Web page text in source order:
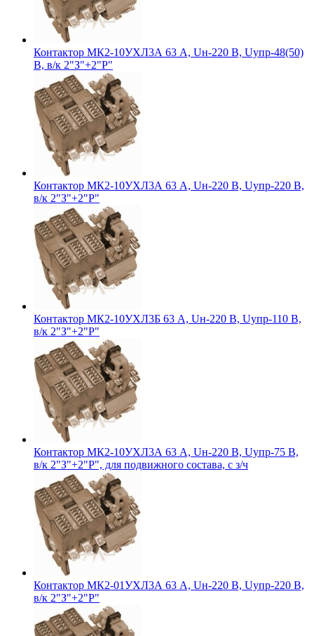
Контактор МК2-10УХЛ3А 63 А, Uн-220 В, Uупр-48(50)
В, в/к 2"З"+2"Р"
Контактор МК2-10УХЛ3А 63 А, Uн-220 В, Uупр-220 В,
в/к 2"З"+2"Р"
Контактор МК2-10УХЛ3Б 63 А, Uн-220 В, Uупр-110 В,
в/к 2"З"+2"Р"
Контактор МК2-10УХЛ3А 63 А, Uн-220 В, Uупр-75 В,
в/к 2"З"+2"Р", для подвижного состава, с з/ч
Контактор МК2-01УХЛ3А 63 А, Uн-220 В, Uупр-220 В,
в/к 2"З"+2"Р"